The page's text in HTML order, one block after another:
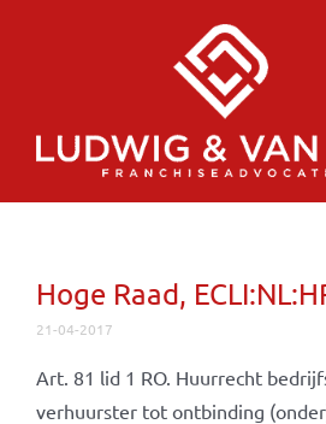
Hoge Raad,
21-04-2017
Art. 81 lid 1 RO. Huurrecht
verhuurster tot ontbinding